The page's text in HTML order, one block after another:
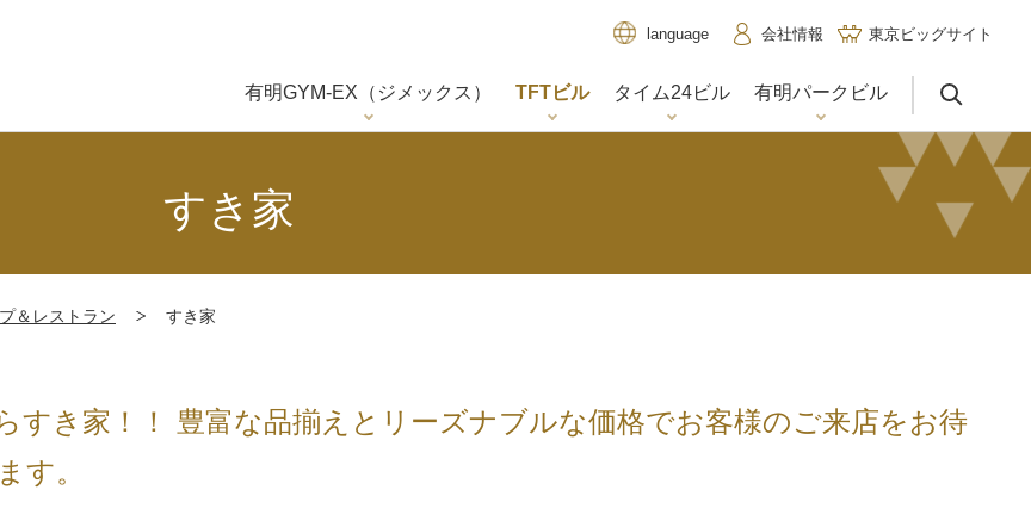
language 会社情報 東京ビッグサイト
有明GYM-EX（ジメックス） TFTビル タイム24ビル 有明パークビル
サイト内検索
すき家
＆レストラン すき家
すき家！！ 豊富な品揃えとリーズナブルな価格でお客様のご来店をお待
す。